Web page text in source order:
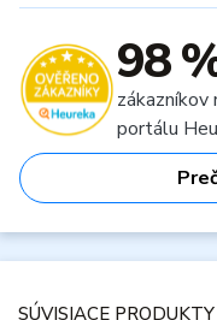
98
zákazníkov
portálu
SÚVISIACE PRODUKTY